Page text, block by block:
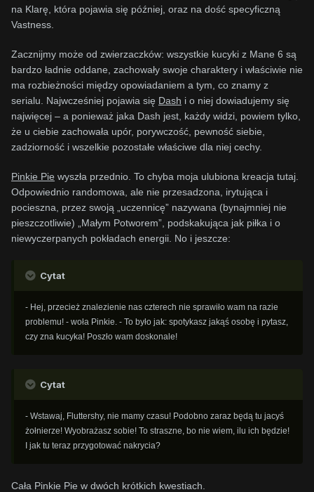
na Klarę, która pojawia się później, oraz na dość specyficzną
Vastness.
Zacznijmy może od zwierzaczków: wszystkie kucyki z Mane 6 są
bardzo ładnie oddane, zachowały swoje charaktery i właściwie nie
ma rozbieżności między opowiadaniem a tym, co znamy z
serialu. Najwcześniej pojawia się Dash i o niej dowiadujemy się
najwięcej – a ponieważ jaka Dash jest, każdy widzi, powiem tylko,
że u ciebie zachowała upór, porywczość, pewność siebie,
zadziorność i wszelkie pozostałe właściwe dla niej cechy.
Pinkie Pie wyszła przednio. To chyba moja ulubiona kreacja tutaj.
Odpowiednio randomowa, ale nie przesadzona, irytująca i
pocieszna, przez swoją „uczennicę” nazywana (bynajmniej nie
pieszczotliwie) „Małym Potworem”, podskakująca jak piłka i o
niewyczerpanych pokładach energii. No i jeszcze:
Cytat
- Hej, przecież znalezienie nas czterech nie sprawiło wam na razie
problemu! - woła Pinkie. - To było jak: spotykasz jakąś osobę i pytasz,
czy zna kucyka! Poszło wam doskonale!
Cytat
- Wstawaj, Fluttershy, nie mamy czasu! Podobno zaraz będą tu jacyś
żołnierze! Wyobrażasz sobie! To straszne, bo nie wiem, ilu ich będzie!
I jak tu teraz przygotować nakrycia?
Cała Pinkie Pie w dwóch krótkich kwestiach.